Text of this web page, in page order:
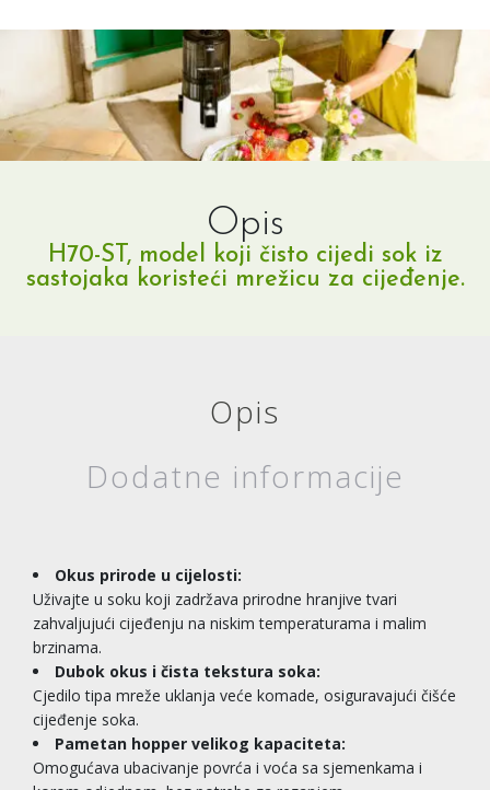
Opis
H70-ST, model koji čisto cijedi sok iz
sastojaka koristeći mrežicu za cijeđenje.
Opis
Dodatne informacije
Okus prirode u cijelosti:
Uživajte u soku koji zadržava prirodne hranjive tvari
zahvaljujući cijeđenju na niskim temperaturama i malim
brzinama.
Dubok okus i čista tekstura soka:
Cjedilo tipa mreže uklanja veće komade, osiguravajući čišće
cijeđenje soka.
Pametan hopper velikog kapaciteta:
Omogućava ubacivanje povrća i voća sa sjemenkama i